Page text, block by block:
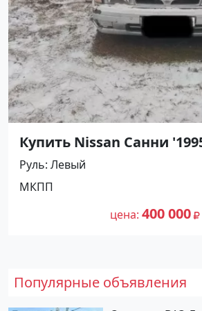
Купить Nissan Санни
(1400/90 л.с.) Бензин
Абинск цвет
цене 400000 рублей,
№27476 на сайте
Руль Левый
МКПП
цена 400 000
Популярные объявления